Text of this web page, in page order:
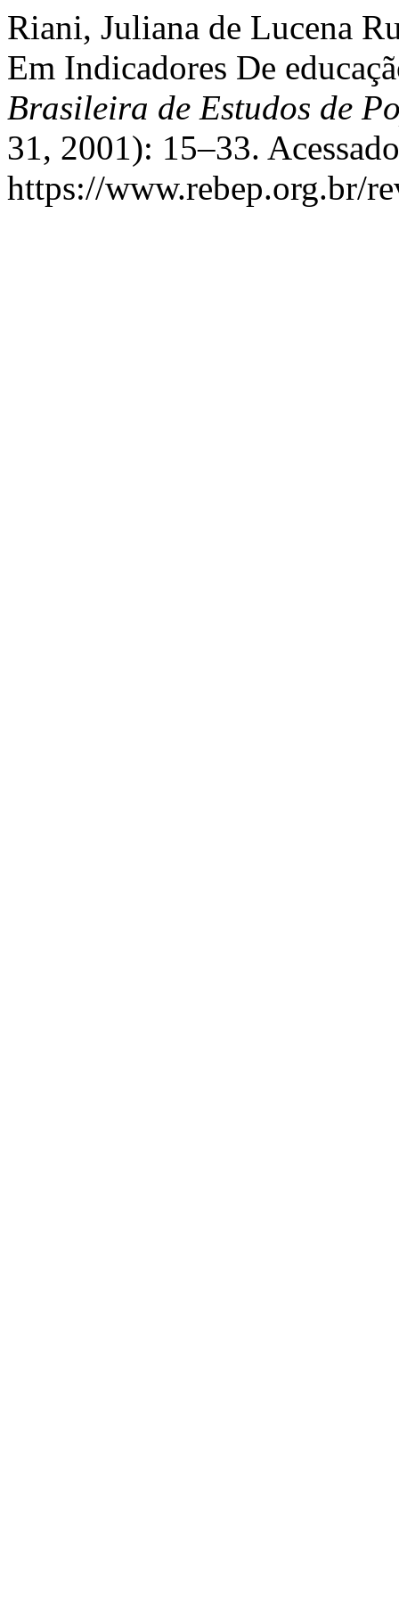
Riani, Juliana de Lucena
Em Indicadores De
Brasileira de Estudos de
31, 2001): 15–33.
https://www.rebep.org.br/